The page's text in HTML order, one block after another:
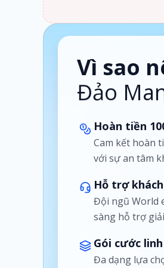
Vì sao
Đảo
Hoàn tiền
Cam kết hoàn
với sự an tâm
Hỗ trợ
Đội ngũ World
sàng hỗ trợ
Gói cước
Đa dạng lựa